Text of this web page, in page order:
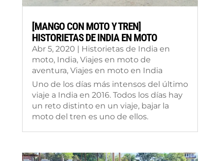
[MANGO CON MOTO Y TREN]
HISTORIETAS DE INDIA EN MOTO
Abr 5, 2020
Historietas de India en
moto, India, Viajes en moto de
aventura, Viajes en moto en India
Uno de los días más intensos del último
viaje a India en 2016. Todos los días hay
un reto distinto en un viaje, bajar la
moto del tren es uno de ellos.